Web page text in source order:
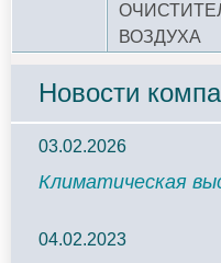
ВОЗДУХА
Новости
03.02.2026
Климатическая
04.02.2023